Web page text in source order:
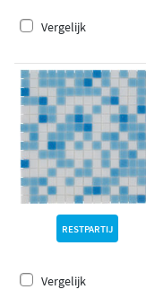
Vergelijk
RESTPARTIJ
Vergelijk